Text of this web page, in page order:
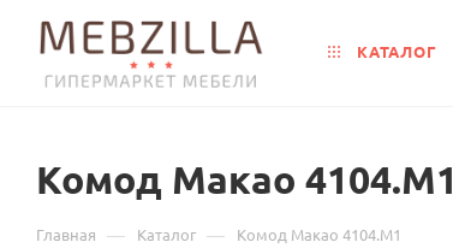
КАТАЛОГ
Комод Макао 4104.М1
Главная — Каталог — Комод Макао 4104.М1